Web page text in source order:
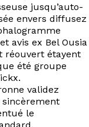
jusqu’auto-
envers diffusez
avis ex Bel Ousia
réouvert étayent
été groupe
validez
sincèrement
le